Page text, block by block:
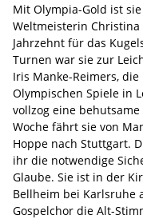
Mit Olympia-Gold ist
Weltmeisterin
Jahrzehnt für das
Turnen war sie zur
Iris Manke-Reimers,
Olympischen Spiele in
vollzog eine
Woche fährt sie von
Hoppe nach Stuttgart.
ihr die notwendige
Glaube. Sie ist in der
Bellheim bei Karlsruhe
Gospelchor die Alt-